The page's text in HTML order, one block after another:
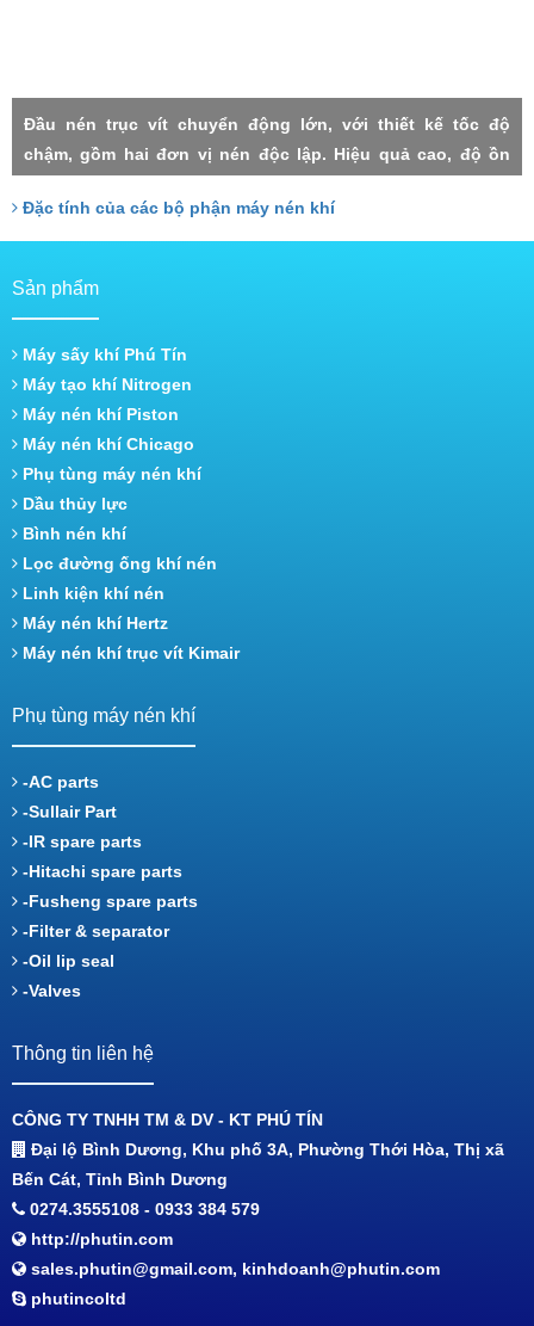
Đầu nén trục vít chuyển động lớn, với thiết kế tốc độ
chậm, gồm hai đơn vị nén độc lập. Hiệu quả cao, độ ồn
thấp, thất thoát nhỏ, Hai cấp trục vít đảm nhận với công
xuất tương đồng, do đó chịu lực nhỏ, tuổi thọ cao.
Đặc tính của các bộ phận máy nén khí
Sản phẩm
Máy sấy khí Phú Tín
Máy tạo khí Nitrogen
Máy nén khí Piston
Máy nén khí Chicago
Phụ tùng máy nén khí
Dầu thủy lực
Bình nén khí
Lọc đường ống khí nén
Linh kiện khí nén
Máy nén khí Hertz
Máy nén khí trục vít Kimair
Phụ tùng máy nén khí
-AC parts
-Sullair Part
-IR spare parts
-Hitachi spare parts
-Fusheng spare parts
-Filter & separator
-Oil lip seal
-Valves
Thông tin liên hệ
CÔNG TY TNHH TM & DV - KT PHÚ TÍN
Đại lộ Bình Dương, Khu phố 3A, Phường Thới Hòa, Thị xã
Bến Cát, Tỉnh Bình Dương
0274.3555108 - 0933 384 579
http://phutin.com
sales.phutin@gmail.com, kinhdoanh@phutin.com
phutincoltd